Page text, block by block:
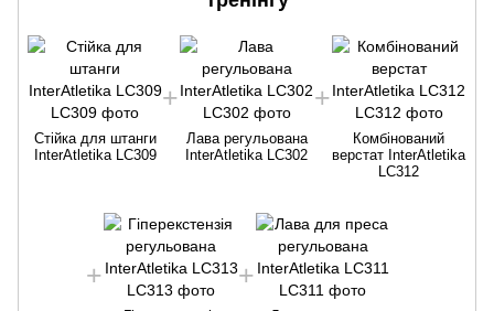
Стійка для штанги
InterAtletika LC309
Лава регульована
InterAtletika LC302
Комбінований
верстат InterAtletika
LC312